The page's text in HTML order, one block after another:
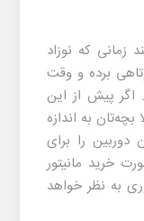
زمانی که نوزاد
برده و وقت
اگر پیش از این
به اندازه
را برای
خرید مانیتور
به نظر خواهد